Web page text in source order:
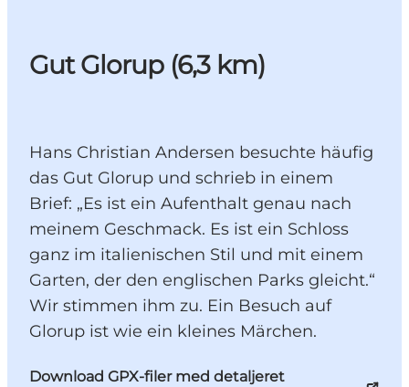
Gut Glorup (6,3 km)
Hans Christian Andersen besuchte häufig
das Gut Glorup und schrieb in einem
Brief: „Es ist ein Aufenthalt genau nach
meinem Geschmack. Es ist ein Schloss
ganz im italienischen Stil und mit einem
Garten, der den englischen Parks gleicht.“
Wir stimmen ihm zu. Ein Besuch auf
Glorup ist wie ein kleines Märchen.
Download GPX-filer med detaljeret